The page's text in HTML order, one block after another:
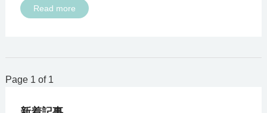
Read more
Page 1 of 1